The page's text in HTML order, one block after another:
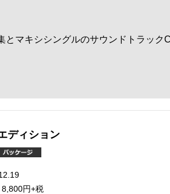
マキシシングルのサウンドトラック
ディション
円+税